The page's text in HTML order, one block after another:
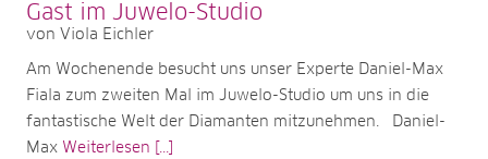
Gast im Juwelo-Studio
von Viola Eichler
Am Wochenende besucht uns unser Experte Daniel-Max
Fiala zum zweiten Mal im Juwelo-Studio um uns in die
fantastische Welt der Diamanten mitzunehmen. Daniel-
Max Weiterlesen [...]